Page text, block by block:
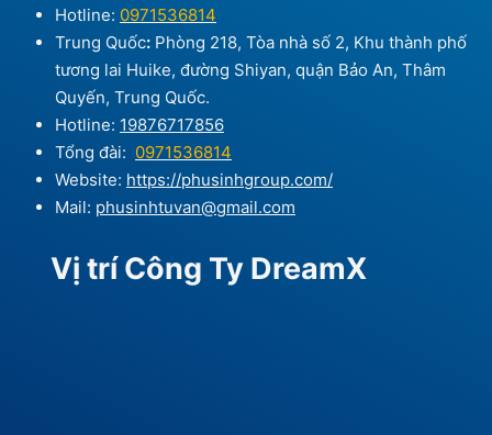
Hotline: 0971536814
Trung Quốc: Phòng 218, Tòa nhà số 2, Khu thành phố
tương lai Huike, đường Shiyan, quận Bảo An, Thâm
Quyến, Trung Quốc.
Hotline: 19876717856
Tổng đài: 0971536814
Website: https://phusinhgroup.com/
Mail: phusinhtuvan@gmail.com
Vị trí Công Ty DreamX